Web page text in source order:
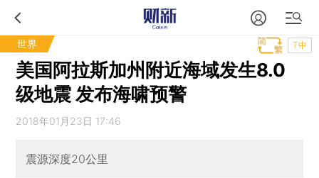
世界 T中
美国阿拉斯加州附近海域发生8.0
级地震 发布海啸预警
2018年01月23日 17:46
震源深度20公里